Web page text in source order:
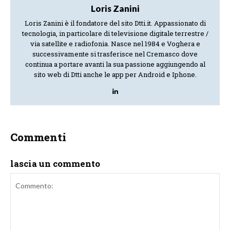
Loris Zanini
Loris Zanini è il fondatore del sito Dtti.it. Appassionato di
tecnologia, in particolare di televisione digitale terrestre /
via satellite e radiofonia. Nasce nel 1984 e Voghera e
successivamente si trasferisce nel Cremasco dove
continua a portare avanti la sua passione aggiungendo al
sito web di Dtti anche le app per Android e Iphone.
Commenti
lascia un commento